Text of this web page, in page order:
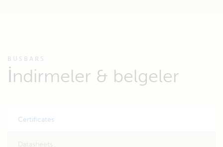
BUSBARS
İndirmeler & belgeler
Certificates